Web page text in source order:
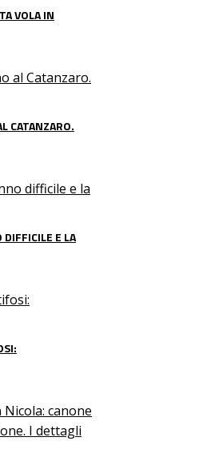
VOLA IN
CATANZARO.
E LA